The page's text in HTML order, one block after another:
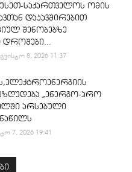
საქართველოს ომის
დაკავშირებით
შენობებზე
დროშები...
8, 2026 11:37
„ენერგო-პრო
არსებული
7, 2026 19:41